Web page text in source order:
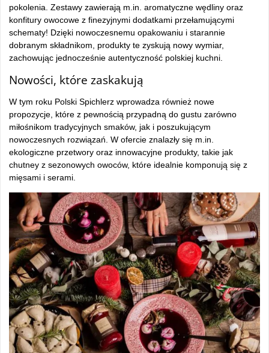
pokolenia. Zestawy zawierają m.in. aromatyczne wędliny oraz
konfitury owocowe z finezyjnymi dodatkami przełamującymi
schematy! Dzięki nowoczesnemu opakowaniu i starannie
dobranym składnikom, produkty te zyskują nowy wymiar,
zachowując jednocześnie autentyczność polskiej kuchni.
Nowości, które zaskakują
W tym roku Polski Spichlerz wprowadza również nowe
propozycje, które z pewnością przypadną do gustu zarówno
miłośnikom tradycyjnych smaków, jak i poszukującym
nowoczesnych rozwiązań. W ofercie znalazły się m.in.
ekologiczne przetwory oraz innowacyjne produkty, takie jak
chutney z sezonowych owoców, które idealnie komponują się z
mięsami i serami.